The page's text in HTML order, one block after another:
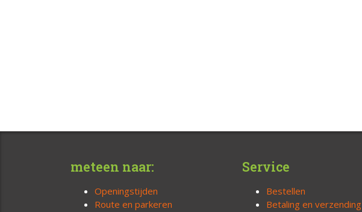
meteen naar:
Openingstijden
Route en parkeren
Service
Bestellen
Betaling en verzending